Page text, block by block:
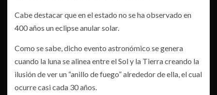
Cabe destacar que en el estado no se ha observado en
400 años un eclipse anular solar.
Como se sabe, dicho evento astronómico se genera
cuando la luna se alinea entre el Sol y la Tierra creando la
ilusión de ver un “anillo de fuego” alrededor de ella, el cual
ocurre casi cada 30 años.